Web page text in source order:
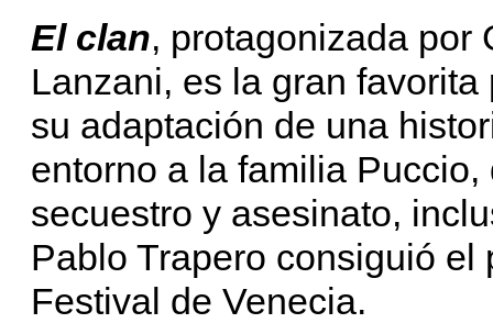
El clan, protagonizada por
Lanzani, es la gran
su adaptación de una
entorno a la familia
secuestro y asesinato,
Pablo Trapero consiguió
Festival de Venecia.